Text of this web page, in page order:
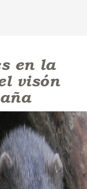
en la
visón